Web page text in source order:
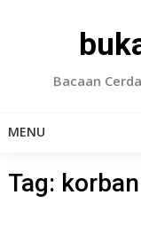
Bacaan
MENU
Tag: